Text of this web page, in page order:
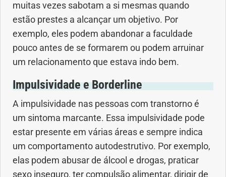
muitas vezes sabotam a si mesmas quando
estão prestes a alcançar um objetivo. Por
exemplo, eles podem abandonar a faculdade
pouco antes de se formarem ou podem arruinar
um relacionamento que estava indo bem.
Impulsividade e Borderline
A impulsividade nas pessoas com transtorno é
um sintoma marcante. Essa impulsividade pode
estar presente em várias áreas e sempre indica
um comportamento autodestrutivo. Por exemplo,
elas podem abusar de álcool e drogas, praticar
sexo inseguro, ter compulsão alimentar, dirigir de